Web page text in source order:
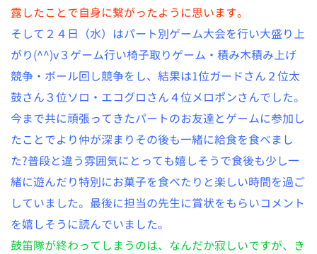
露したことで自身に繋がったように思います。
そして２４日（水）はパート別ゲーム大会を行い大盛り上
がり(^^)v３ゲーム行い椅子取りゲーム・積み木積み上げ
競争・ボール回し競争をし、結果は1位ガードさん２位太
鼓さん３位ソロ・エコグロさん４位メロポンさんでした。
今まで共に頑張ってきたパートのお友達とゲームに参加し
たことでより仲が深まりその後も一緒に給食を食べまし
た?普段と違う雰囲気にとっても嬉しそうで食後も少し一
緒に遊んだり特別にお菓子を食べたりと楽しい時間を過ご
していました。 最後に担当の先生に賞状をもらいコメント
を嬉しそうに読んでいました。
鼓笛隊が終わってしまうのは、なんだか寂しいですが、き